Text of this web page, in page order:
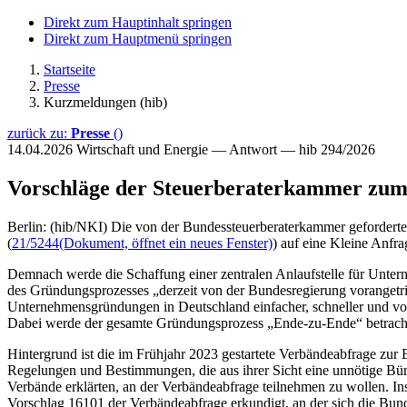
Direkt zum Hauptinhalt springen
Direkt zum Hauptmenü springen
Startseite
Presse
Kurzmeldungen (hib)
zurück zu: Presse ()
14.04.2026 Wirtschaft und Energie — Antwort — hib 294/2026
Vorschläge der Steuerberaterkammer
Berlin: (hib/NKI) Die von der Bundessteuerberaterkammer
(21/5244(Dokument, öffnet ein neues Fenster)) auf eine Kleine
Demnach werde die Schaffung einer zentralen Anlaufstelle für
des Gründungsprozesses „derzeit von der Bundesregierung
Unternehmensgründungen in Deutschland einfacher, schneller und
Dabei werde der gesamte Gründungsprozess „Ende-zu-Ende“
Hintergrund ist die im Frühjahr 2023 gestartete Verbändeabfrage
Regelungen und Bestimmungen, die aus ihrer Sicht eine unnötige
Verbände erklärten, an der Verbändeabfrage teilnehmen zu wollen.
Vorschlag 16101 der Verbändeabfrage erkundigt, an der sich die